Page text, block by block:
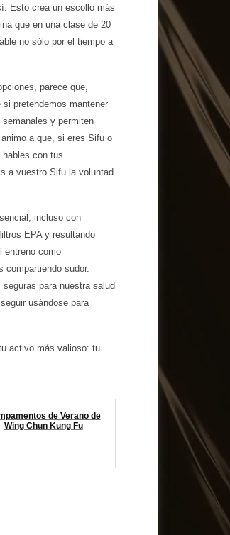
Esto crea un escollo más
que en una clase de 20
no sólo por el tiempo a
parece que,
pretendemos mantener
y permiten
a que, si eres Sifu o
con tus
a vuestro Sifu la voluntad
incluso con
EPA y resultando
entreno como
compartiendo sudor.
para nuestra salud
usándose para
activo más valioso: tu
de Verano de
Wing Chun Kung Fu